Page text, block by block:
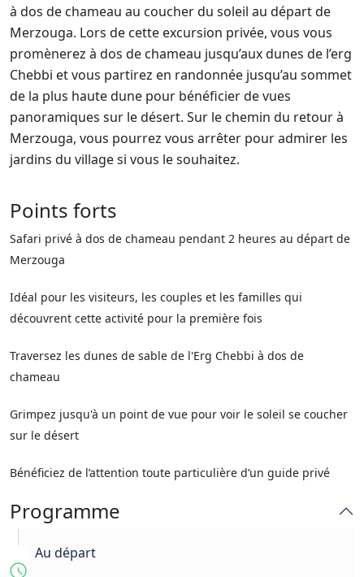
à dos de chameau au coucher du soleil au départ de
Merzouga. Lors de cette excursion privée, vous vous
promènerez à dos de chameau jusqu’aux dunes de l’erg
Chebbi et vous partirez en randonnée jusqu’au sommet
de la plus haute dune pour bénéficier de vues
panoramiques sur le désert. Sur le chemin du retour à
Merzouga, vous pourrez vous arrêter pour admirer les
jardins du village si vous le souhaitez.
Points forts
Safari privé à dos de chameau pendant 2 heures au départ de
Merzouga
Idéal pour les visiteurs, les couples et les familles qui
découvrent cette activité pour la première fois
Traversez les dunes de sable de l'Erg Chebbi à dos de
chameau
Grimpez jusqu'à un point de vue pour voir le soleil se coucher
sur le désert
Bénéficiez de l’attention toute particulière d’un guide privé
Programme
Au départ